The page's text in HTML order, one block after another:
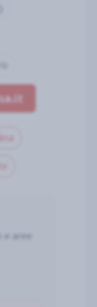
e aree